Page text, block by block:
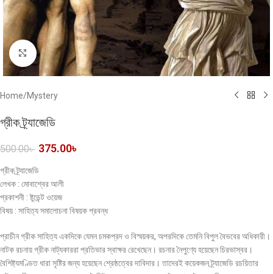
Click to enlarge
Home/Mystery
গ্রীক ট্র্যাজেডি
500.00৳ 375.00৳
গ্রীক ট্র্যাজেডি
লেখক : মোবাশ্বের আলী
প্রকাশনী : ষ্টুডেন্ট ওয়েজ
বিষয় : সাহিত্য সমালোচনা বিষয়ক প্রবন্ধ
প্রাচীন গ্রীক সাহিত্য একদিকে যেমন চমকপ্রদ ও বিস্ময়কর, অপরদিকে তেমনি বিপুল বৈভবের অধিকারী।
নাটক রচনায় গ্রীক নাট্যকাররা প্রতিভার স্বাক্ষর রেখেছেন। রচনার নৈপুণ্যে হয়েছেন চিরভাস্বর।
বৈশিষ্ট্যমণ্ডিত ধারা সৃষ্টির জন্য হয়েছেন শ্রেষ্ঠত্বের দাবিদার। তাদেরই কয়েকজন ট্র্যাজেডি রচয়িতার